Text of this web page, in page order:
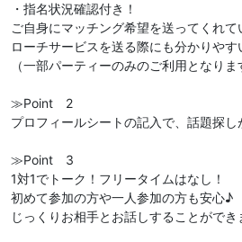
・指名状況確認付き！
ご自身にマッチング希望を送ってくれ
ローチサービスを送る際にも分かりやす
（一部パーティーのみのご利用となりま
≫Point 2
プロフィールシートの記入で、話題探し
≫Point 3
1対1でトーク！フリータイムはなし！
初めて参加の方や一人参加の方も安心♪
じっくりお相手とお話しすることができ